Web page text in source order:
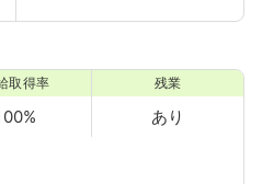
取得率 残業
あり